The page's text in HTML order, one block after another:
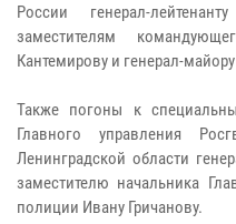
России генерал-
заместителям
Кантемирову и генерал-
Также погоны к
Главного управления
Ленинградской области
заместителю начальника
полиции Ивану Гричанову.